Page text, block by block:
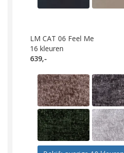
LM CAT 06 Feel Me
16 kleuren
639,-